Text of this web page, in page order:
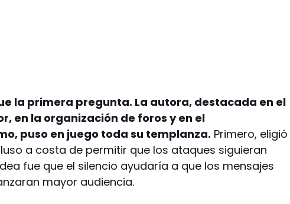
la primera pregunta. La autora, destacada en el
en la organización de foros y en el
puso en juego toda su templanza. Primero, eligió
a costa de permitir que los ataques siguieran
fue que el silencio ayudaría a que los mensajes
mayor audiencia.